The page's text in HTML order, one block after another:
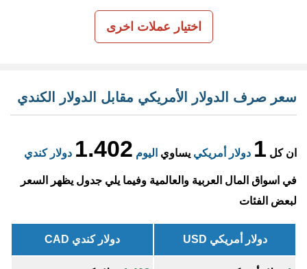
اختيار عملات اخرى
سعر صرف الدولار الأمريكي مقابل الدولار الكندي
ان كل 1 دولار أمريكي يساوي اليوم 1.402 دولار كندي
في اسواق المال العربية والعالمية وفيما يلي جدول يظهر السعر
لبعض الفئات
دولار أمريكي USD دولار كندي CAD